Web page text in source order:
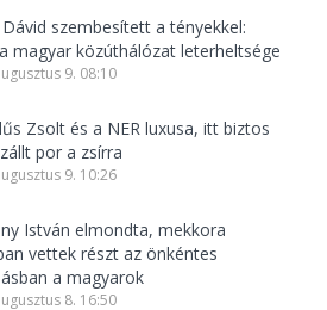
szembesített a tényekkel:
magyar közúthálózat leterheltsége
9. 08:10
Zsolt és a NER luxusa, itt biztos
por a zsírra
9. 10:26
István elmondta, mekkora
vettek részt az önkéntes
a magyarok
8. 16:50